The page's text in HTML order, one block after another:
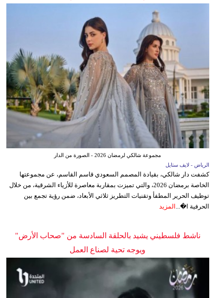
مجموعة شالكي لرمضان 2026 - الصورة من الدار
الرياض - لايف ستايل
كشفت دار شالكي، بقيادة المصمم السعودي قاسم القاسم، عن مجموعتها
الخاصة برمضان 2026، والتي تميزت بمقاربة معاصرة للأزياء الشرقية، من خلال
توظيف الحرير المطفأ وتقنيات التطريز ثلاثي الأبعاد، ضمن رؤية تجمع بين
الحرفية ا�... المزيد
ناشط فلسطيني يشيد بالحلقة السادسة من "صحاب الأرض"
ويوجه تحية لصناع العمل